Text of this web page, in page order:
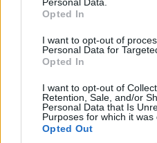
Opted In
I want to opt-out of
Personal Data for
Opted In
I want to opt-out of
Retention, Sale, and/or
Personal Data that Is
Purposes for which it was
Opted Out
Az előfizetés a
Portfolio.hu teljes
Kötéslisták: BÉT
kötéslistái